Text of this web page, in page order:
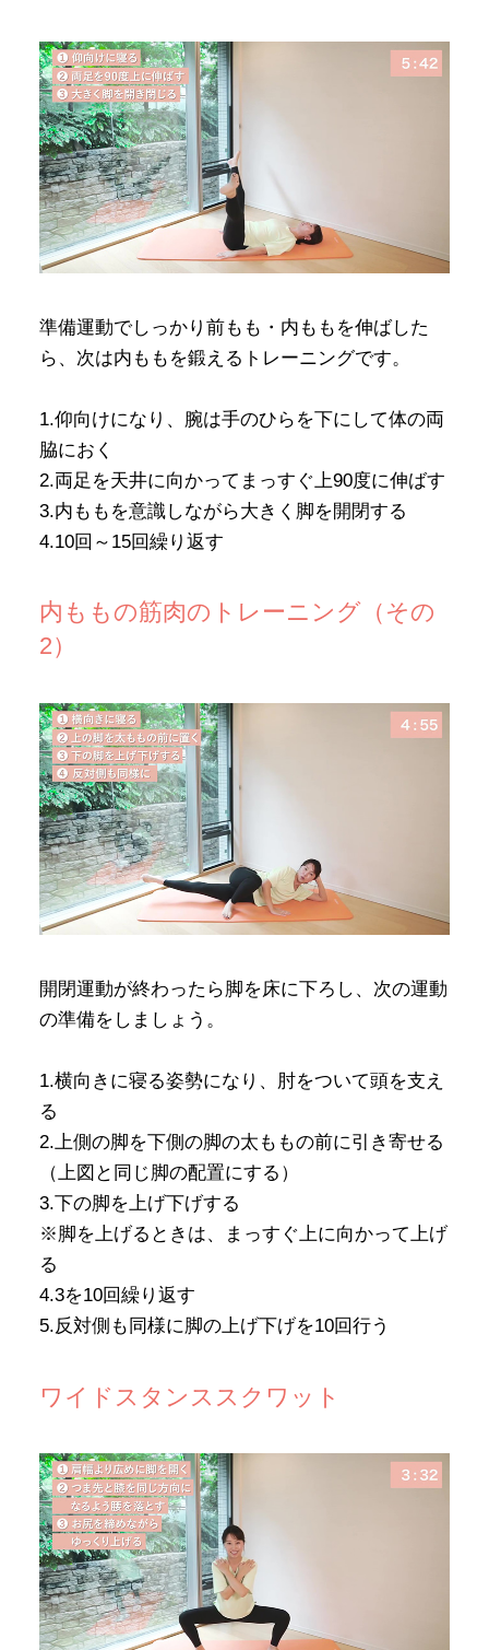
準備運動でしっかり前もも・内ももを伸ばした
ら、次は内ももを鍛えるトレーニングです。
1.仰向けになり、腕は手のひらを下にして体の両
脇におく
2.両足を天井に向かってまっすぐ上90度に伸ばす
3.内ももを意識しながら大きく脚を開閉する
4.10回～15回繰り返す
内ももの筋肉のトレーニング（その
2）
開閉運動が終わったら脚を床に下ろし、次の運動
の準備をしましょう。
1.横向きに寝る姿勢になり、肘をついて頭を支え
る
2.上側の脚を下側の脚の太ももの前に引き寄せる
（上図と同じ脚の配置にする）
3.下の脚を上げ下げする
※脚を上げるときは、まっすぐ上に向かって上げ
る
4.3を10回繰り返す
5.反対側も同様に脚の上げ下げを10回行う
ワイドスタンススクワット